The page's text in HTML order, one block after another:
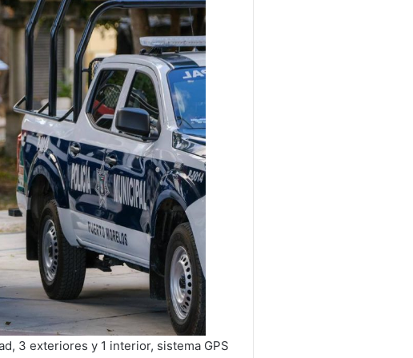
3 exteriores y 1 interior, sistema GPS